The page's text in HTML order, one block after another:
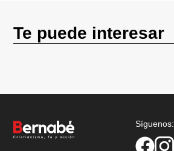
Te puede interesar
Síguenos: